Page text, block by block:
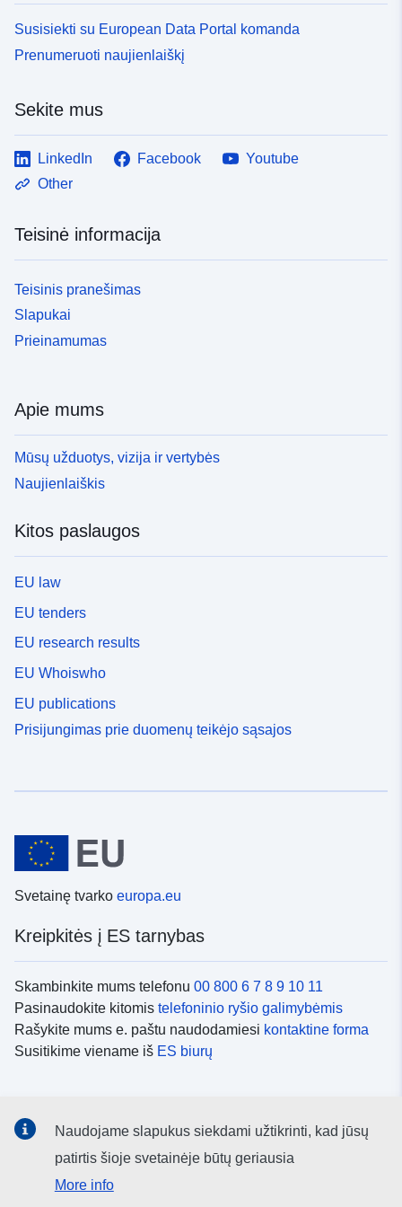
Susisiekti su European Data Portal komanda
Prenumeruoti naujienlaiškį
Sekite mus
LinkedIn Facebook
Youtube
Other
Teisinė informacija
Teisinis pranešimas
Slapukai
Prieinamumas
Apie mums
Mūsų užduotys, vizija ir vertybės
Naujienlaiškis
Kitos paslaugos
EU law
EU tenders
EU research results
EU Whoiswho
EU publications
Prisijungimas prie duomenų teikėjo sąsajos
Svetainę tvarko europa.eu
Kreipkitės į ES tarnybas
Skambinkite mums telefonu 00 800 6 7 8 9 10 11
Pasinaudokite kitomis telefoninio ryšio galimybėmis
Rašykite mums e. paštu naudodamiesi kontaktine forma
Susitikime viename iš ES biurų
socialinių tinklų kanalai
Naudojame slapukus siekdami užtikrinti, kad jūsų
patirtis šioje svetainėje būtų geriausia
More info